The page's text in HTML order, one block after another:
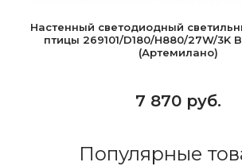
Настенный светодиодный
птицы 269101/D180/H880/27W/3K
(Артемилано)
7 870 руб.
Популярные